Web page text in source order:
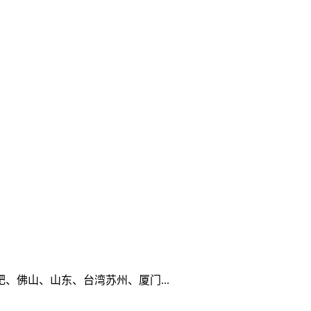
佛山、山东、台湾苏州、厦门...